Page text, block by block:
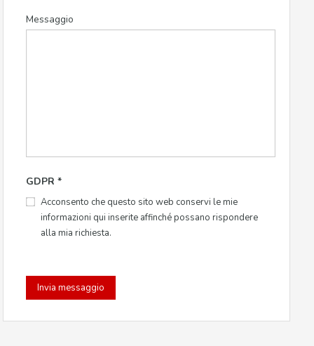
Messaggio
GDPR *
Acconsento che questo sito web conservi le mie
informazioni qui inserite affinché possano rispondere
alla mia richiesta.